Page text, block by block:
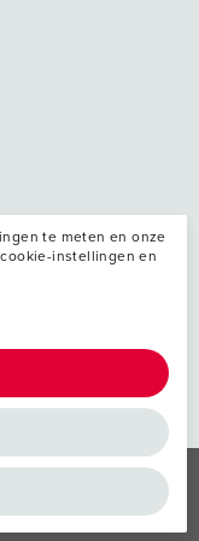
te meten en onze
instellingen en